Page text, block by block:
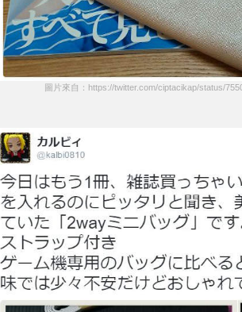
圖片來自：https://twitter.com/ciptacikap/status/